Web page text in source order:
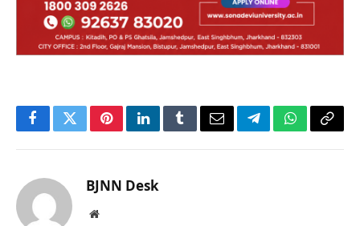
FacebookTwitterPinterestLinkedInTumblrEmailTelegramWhatsApp
Copy
BJNN Desk
Website